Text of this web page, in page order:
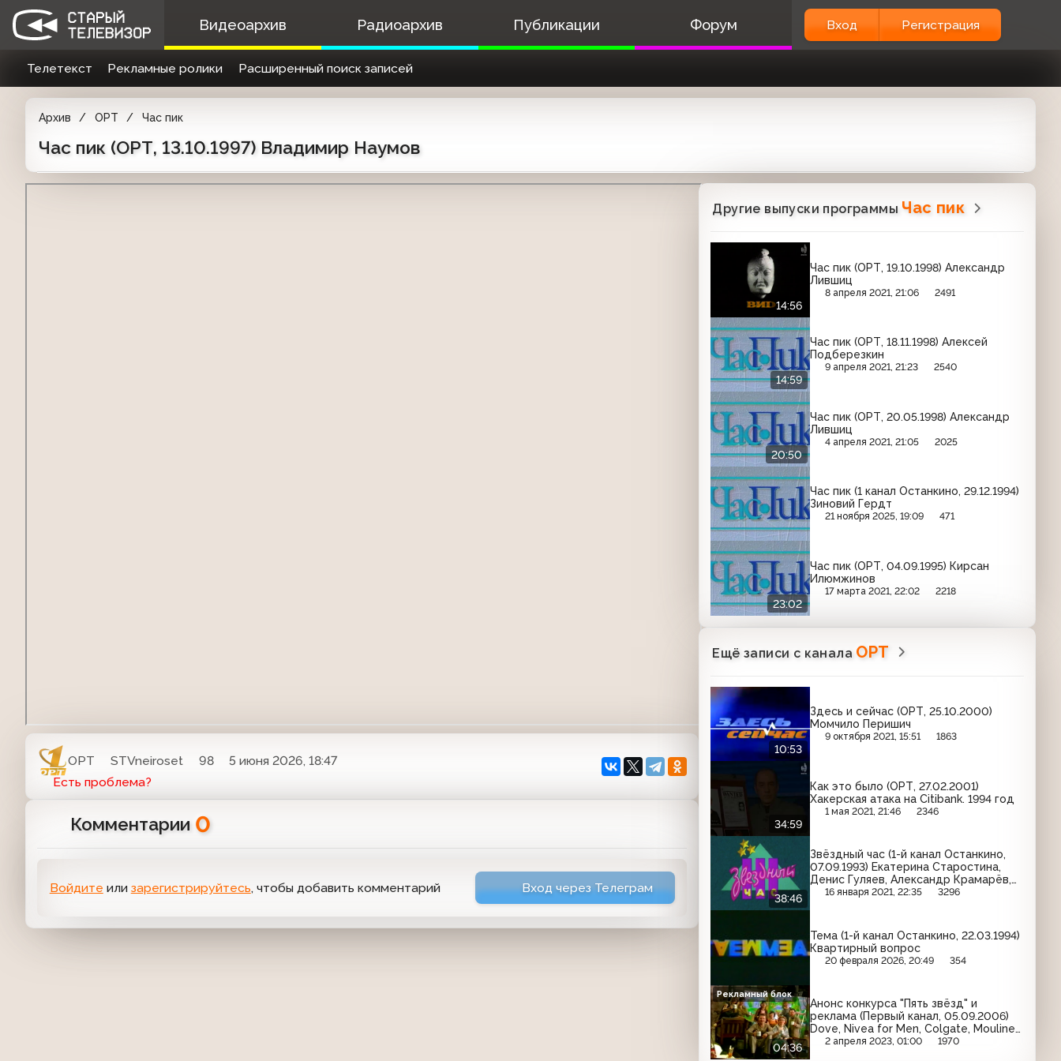
Видеоархив Радиоархив Публикации Форум Вход Регистрация
Телетекст Рекламные ролики Расширенный поиск записей
Архив ОРТ Час пик
Час пик (ОРТ, 13.10.1997) Владимир Наумов
ОРТ STVneiroset 98
5 июня 2026, 18:47
Есть проблема?
Комментарии 0
Войдите или зарегистрируйтесь, чтобы добавить комментарий Вход через Телеграм
Другие выпуски программы Час пик
14:56
Час пик (ОРТ, 19.10.1998) Александр
Лившиц
8 апреля 2021, 21:06 2491
14:59
Час пик (ОРТ, 18.11.1998) Алексей
Подберезкин
9 апреля 2021, 21:23 2540
20:50
Час пик (ОРТ, 20.05.1998) Александр
Лившиц
4 апреля 2021, 21:05 2025
Час пик (1 канал Останкино, 29.12.1994)
Зиновий Гердт
21 ноября 2025, 19:09 471
23:02
Час пик (ОРТ, 04.09.1995) Кирсан
Илюмжинов
17 марта 2021, 22:02 2218
Ещё записи с канала ОРТ
10:53
Здесь и сейчас (ОРТ, 25.10.2000)
Момчило Перишич
9 октября 2021, 15:51 1863
34:59
Как это было (ОРТ, 27.02.2001)
Хакерская атака на Citibank. 1994 год
1 мая 2021, 21:46 2346
38:46
Звёздный час (1-й канал Останкино,
07.09.1993) Екатерина Старостина,
Денис Гуляев, Александр Крамарёв,
Наталья Крылова, Елена Киселёва,
16 января 2021, 22:35 3296
Тема (1-й канал Останкино, 22.03.1994)
Квартирный вопрос
20 февраля 2026, 20:49 354
04:36
Анонс конкурса "Пять звёзд" и
реклама (Первый канал, 05.09.2006)
Dove, Nivea for Men, Colgate, Moulinex,
Velkopopovicky Kozel, Clearasil, Sorti,
2 апреля 2023, 01:00 1970
Рекламный блок